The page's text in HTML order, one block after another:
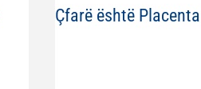
Çfarë është